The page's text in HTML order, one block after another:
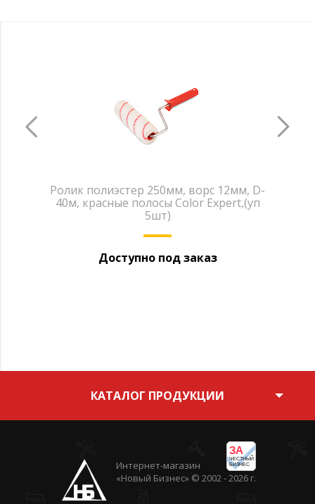
Ролик полиэстер 250мм, ворс 12мм, D-
40м, красные полосы Color Expert,(уп
5шт)
Доступно под заказ
КАТАЛОГ ПРОДУКЦИИ
ЗА
ЧЕСТНЫЙ
БИЗНЕС
Интернет-магазин
«Новый Бизнес» © 2002 - 2026 г.